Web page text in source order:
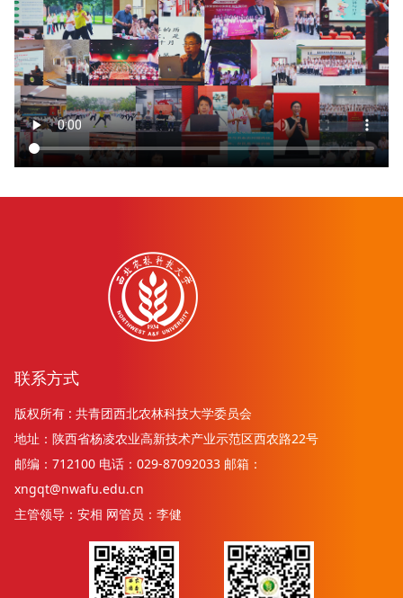
联系方式
版权所有 : 共青团西北农林科技大学委员会
地址：陕西省杨凌农业高新技术产业示范区西农路22号
邮编：712100 电话：029-87092033 邮箱：
xngqt@nwafu.edu.cn
主管领导：安相 网管员：李健